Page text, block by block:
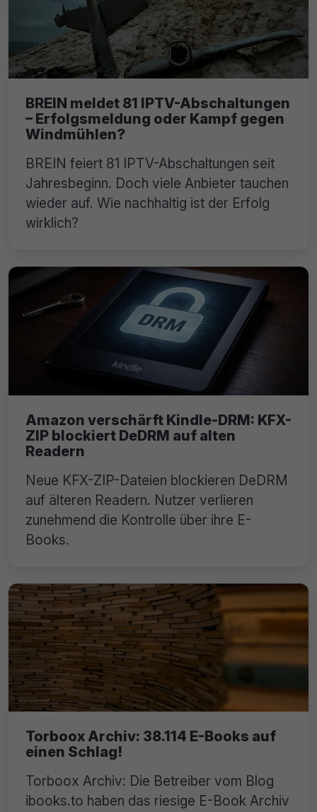
BREIN meldet 81 IPTV-Abschaltungen
– Erfolgsmeldung oder Kampf gegen
Windmühlen?
BREIN feiert 81 IPTV-Abschaltungen seit
Jahresbeginn. Doch viele Anbieter tauchen
wieder auf. Wie nachhaltig ist der Erfolg
wirklich?
Amazon verschärft Kindle-DRM: KFX-
ZIP blockiert DeDRM auf alten
Readern
Neue KFX-ZIP-Dateien blockieren DeDRM
auf älteren Readern. Nutzer verlieren
zunehmend die Kontrolle über ihre E-
Books.
Torboox Archiv: 38.114 E-Books auf
einen Schlag!
Torboox Archiv: Die Betreiber vom Blog
ibooks.to haben das riesige E-Book Archiv